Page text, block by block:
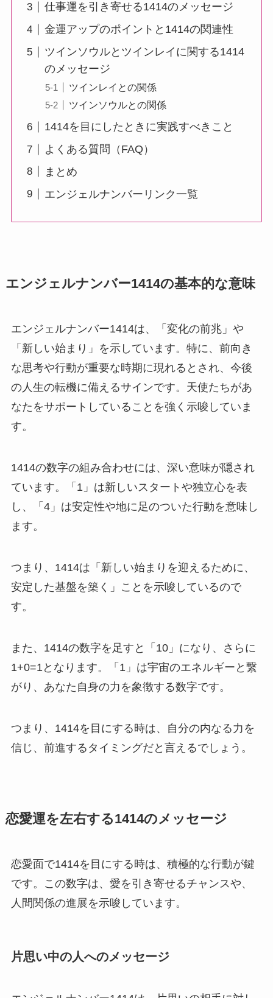
仕事運を引き寄せる1414のメッセージ
金運アップのポイントと1414の関連性
ツインソウルとツインレイに関する1414
のメッセージ
ツインレイとの関係
ツインソウルとの関係
1414を目にしたときに実践すべきこと
よくある質問（FAQ）
まとめ
エンジェルナンバーリンク一覧
エンジェルナンバー1414の基本的な意味
エンジェルナンバー1414は、「変化の前兆」や
「新しい始まり」を示しています。特に、前向き
な思考や行動が重要な時期に現れるとされ、今後
の人生の転機に備えるサインです。天使たちがあ
なたをサポートしていることを強く示唆していま
す。
1414の数字の組み合わせには、深い意味が隠され
ています。「1」は新しいスタートや独立心を表
し、「4」は安定性や地に足のついた行動を意味し
ます。
つまり、1414は「新しい始まりを迎えるために、
安定した基盤を築く」ことを示唆しているので
す。
また、1414の数字を足すと「10」になり、さらに
1+0=1となります。「1」は宇宙のエネルギーと繋
がり、あなた自身の力を象徴する数字です。
つまり、1414を目にする時は、自分の内なる力を
信じ、前進するタイミングだと言えるでしょう。
恋愛運を左右する1414のメッセージ
恋愛面で1414を目にする時は、積極的な行動が鍵
です。この数字は、愛を引き寄せるチャンスや、
人間関係の進展を示唆しています。
片思い中の人へのメッセージ